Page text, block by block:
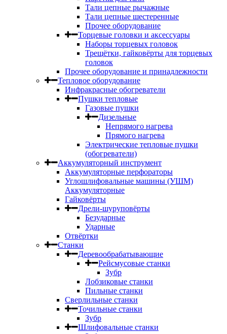
Тали цепные рычажные
Тали цепные шестеренные
Прочее оборудование
Торцевые головки и аксессуары
Наборы торцевых головок
Трещётки, гайковёрты для торцевых
головок
Прочее оборудование и принадлежности
Тепловое оборудование
Инфракрасные обогреватели
Пушки тепловые
Газовые пушки
Дизельные
Непрямого нагрева
Прямого нагрева
Электрические тепловые пушки
(обогреватели)
Аккумуляторный инструмент
Аккумуляторные перфораторы
Углошлифовальные машины (УШМ)
Аккумуляторные
Гайковёрты
Дрели-шуруповёрты
Безударные
Ударные
Отвёртки
Станки
Деревообрабатывающие
Рейсмусовые станки
Зубр
Лобзиковые станки
Пильные станки
Сверлильные станки
Точильные станки
Зубр
Шлифовальные станки